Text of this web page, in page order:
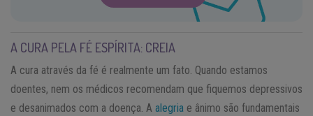
A CURA PELA FÉ ESPÍRITA: CREIA
A cura através da fé é realmente um fato. Quando estamos
doentes, nem os médicos recomendam que fiquemos depressivos
e desanimados com a doença. A alegria e ânimo são fundamentais